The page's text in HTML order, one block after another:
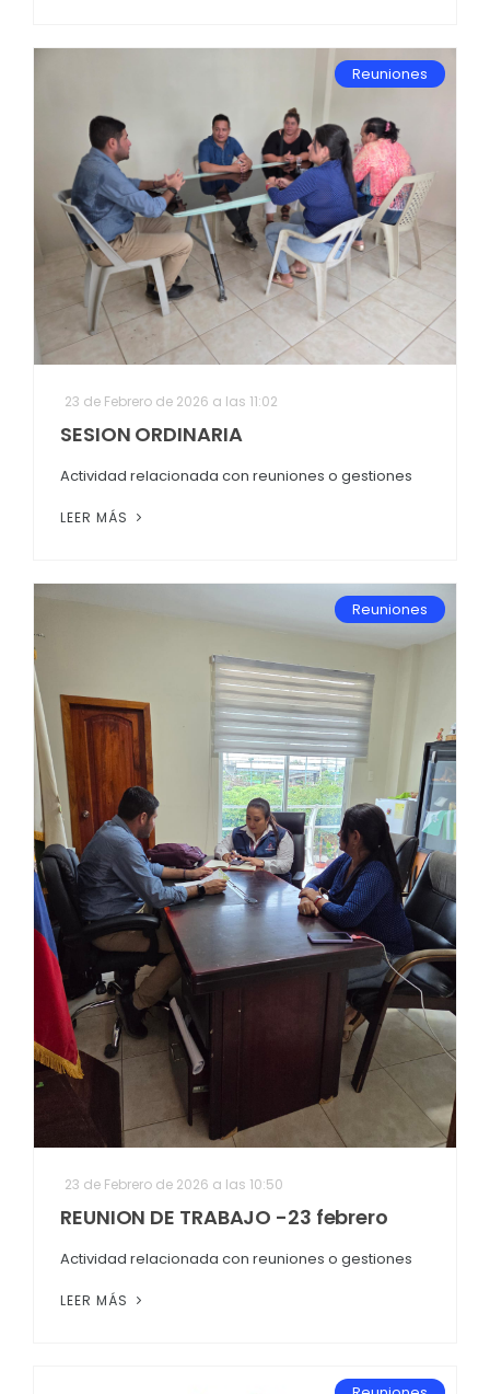
Reuniones
23 de Febrero de 2026 a las 11:02
SESION ORDINARIA
Actividad relacionada con reuniones o gestiones
LEER MÁS
Reuniones
23 de Febrero de 2026 a las 10:50
REUNION DE TRABAJO -23 febrero
Actividad relacionada con reuniones o gestiones
LEER MÁS